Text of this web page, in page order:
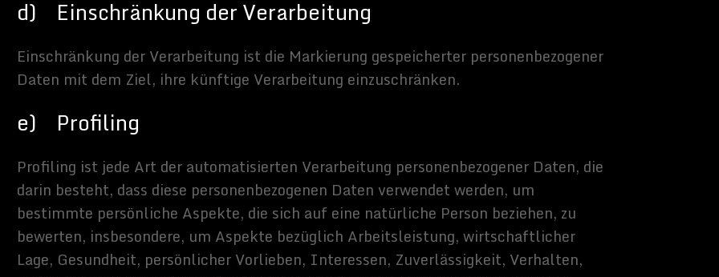
beziehungsweise können die bestimmten Kriterien seiner
Unionsrecht oder dem Recht der Mitgliedstaaten vorgesehen
die personenbezogene Daten im Auftrag des Verantwortlichen
natürliche oder juristische Person, Behörde, Einrichtung oder
personenbezogene Daten offengelegt werden, unabhängig davon,
einen Dritten handelt oder nicht. Behörden, die im Rahmen eines
nach dem Unionsrecht oder dem Recht der
personenbezogene Daten erhalten, gelten jedoch